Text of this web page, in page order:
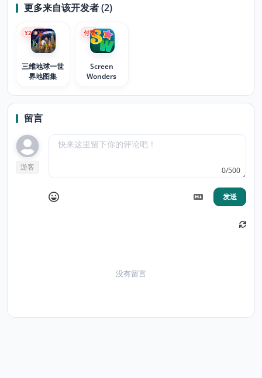
更多来自该开发者 (2)
三维地球一世
界地图集
¥21.00
Screen
Wonders
付费
留言
游客 0/500
发送
没有留言